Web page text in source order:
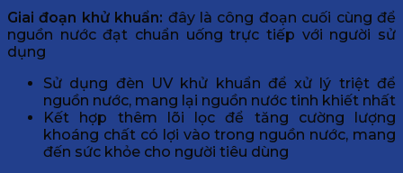
Giai đoạn khử khuẩn: đây là công đoạn cuối cùng để
nguồn nước đạt chuẩn uống trực tiếp với người sử
dụng
Sử dụng đèn UV khử khuẩn để xử lý triệt để
nguồn nước, mang lại nguồn nước tinh khiết nhất
Kết hợp thêm lõi lọc để tăng cường lượng
khoáng chất có lợi vào trong nguồn nước, mang
đến sức khỏe cho người tiêu dùng